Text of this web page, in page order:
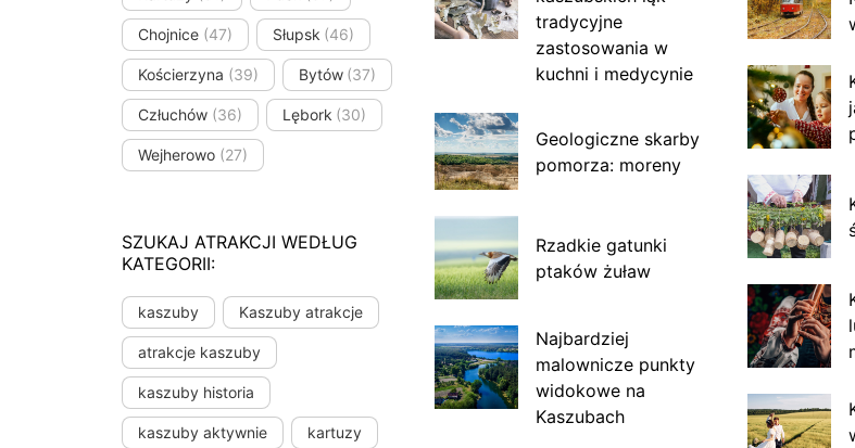
Chojnice (47) Słupsk (46)
Kościerzyna (39) Bytów (37)
Człuchów (36) Lębork (30)
Wejherowo (27)
SZUKAJ ATRAKCJI WEDŁUG
KATEGORII:
kaszuby Kaszuby atrakcje
atrakcje kaszuby
kaszuby historia
kaszuby aktywnie kartuzy
tradycyjne
zastosowania w
kuchni i medycynie
Geologiczne skarby
pomorza: moreny
Rzadkie gatunki
ptaków żuław
Najbardziej
malownicze punkty
widokowe na
Kaszubach